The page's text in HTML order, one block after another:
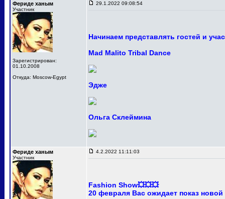
Фериде ханым
Участник
Зарегистрирован:
01.10.2008
Откуда: Moscow-Egypt
29.1.2022 09:08:54
Начинаем представлять гостей и
Mad Malito Tribal Dance
Эдже
Ольга Склеймина
Фериде ханым
Участник
4.2.2022 11:11:03
Fashion Show💥💥💥
20 февраля Вас ожидает показ